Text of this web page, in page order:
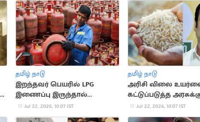
தமிழ் நாடு
இறந்தவர் பெயரில் LPG
இணைப்பு இருந்தால்
சிலிண்டர் விநியோகம்
நிறுத்தம்
Jul 22, 2026, 10:07 IST
தமிழ் நாடு
அரிசி விலை
கட்டுப்படுத்த
அன்புமணி ராமதாஸ்
Jul 22, 2026, 10:07 IST